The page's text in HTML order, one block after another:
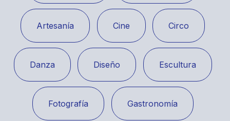
Artesanía Cine Circo
Danza Diseño Escultura
Fotografía Gastronomía